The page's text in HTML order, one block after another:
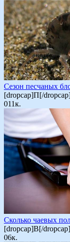
Сезон песчаных
[dropcap]П[/
011к.
Сколько чаевых
[dropcap]В[/
06к.